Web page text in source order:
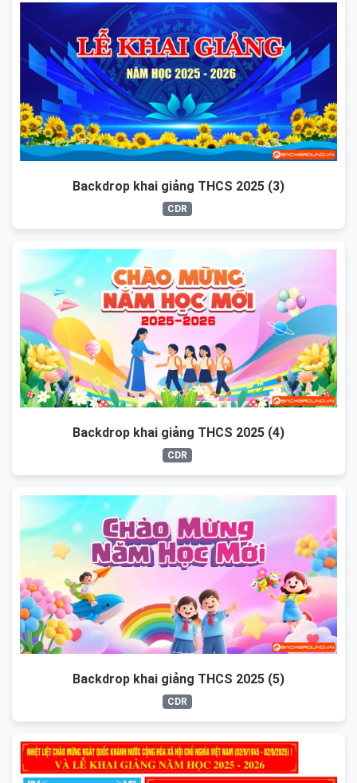
Backdrop khai giảng THCS 2025 (3)
CDR
Backdrop khai giảng THCS 2025 (4)
CDR
Backdrop khai giảng THCS 2025 (5)
CDR